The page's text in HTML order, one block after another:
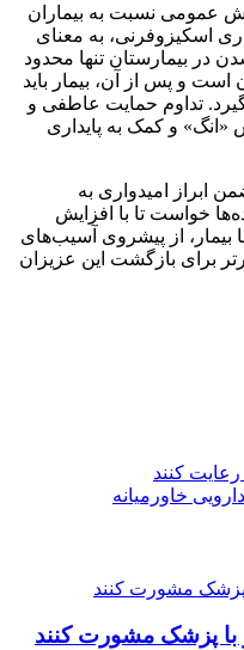
عمومی نسبت به بیماران
اسکیزوفرنی، به معنای
بیمارستان تنها محدود
است و پس از آن، بیمار باید
تداوم حمایت عاطفی و
«انگ» و کمک به پایداری
ابراز امیدواری به
خواست تا با افزایش
از پیشروی آسیب‌های
برای بازگشت این عزیزان
رعایت کنند
خاورمیانه
با پزشک مشورت کنند